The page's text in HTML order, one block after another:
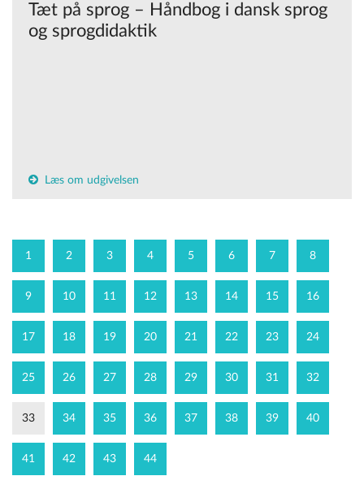
Tæt på sprog – Håndbog i dansk sprog
og sprogdidaktik
Læs om udgivelsen
1 2 3 4 5 6 7 8
9 10 11 12 13 14 15 16
17 18 19 20 21 22 23 24
25 26 27 28 29 30 31 32
33 34 35 36 37 38 39 40
41 42 43 44